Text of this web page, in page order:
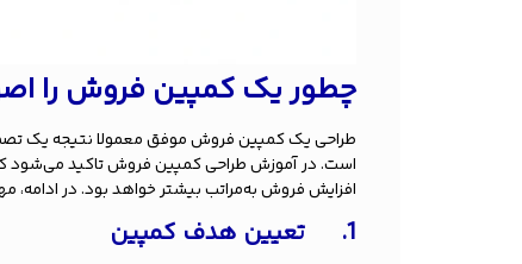
چطور یک کمپین فروش را
طراحی یک کمپین فروش موفق معمولا نتیجه یک
است. در آموزش طراحی کمپین فروش تاکید می‌شود که
افزایش فروش به‌مراتب بیشتر خواهد بود. در
1. تعیین هدف کمپین